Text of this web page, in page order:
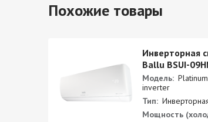
Похожие товары
Инверторная
Ballu BSUI-
Модель:
inverter
Тип:
Мощность